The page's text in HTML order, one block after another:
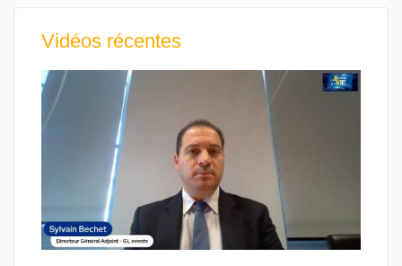
Vidéos récentes